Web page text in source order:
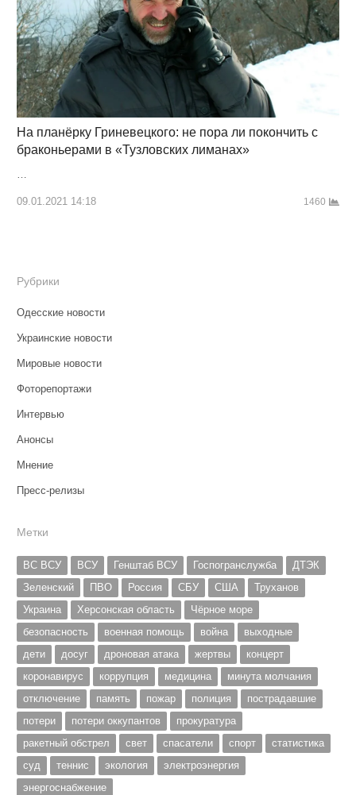
На планёрку Гриневецкого: не пора ли покончить с
браконьерами в «Тузловских лиманах»
…
09.01.2021 14:18 1460
Рубрики
Одесские новости
Украинские новости
Мировые новости
Фоторепортажи
Интервью
Анонсы
Мнение
Пресс-релизы
Метки
ВС ВСУ ВСУ Генштаб ВСУ Госпогранслужба
ДТЭК
Зеленский
ПВО Россия СБУ США
Труханов
Украина
Херсонская область
Чёрное море
безопасность
военная помощь война
выходные
дети
досуг дроновая атака жертвы
концерт
коронавирус
коррупция медицина
минута молчания
отключение
память пожар полиция
пострадавшие
потери
потери оккупантов
прокуратура
ракетный обстрел
свет спасатели спорт
статистика
суд
теннис экология
электроэнергия
энергоснабжение